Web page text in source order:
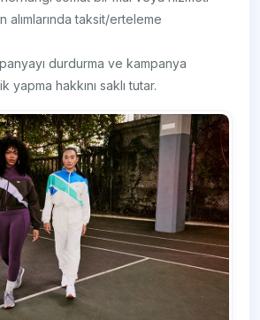
alımlarında taksit/erteleme
durdurma ve kampanya
yapma hakkını saklı tutar.